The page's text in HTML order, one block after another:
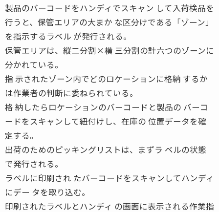
製品のバーコードをハンディでスキャン して入荷検品を
行うと、保管エリアの大まか な区分けである「ゾーン」
を指示するラベル が発行される。
保管エリアは、縦二分割×横 三分割の計六つのゾーンに
分かれている。
指 示されたゾーン内でどのロケーションに格納 するか
は作業者の判断に委ねられている。
格 納したらロケーションのバーコードと製品の バーコ
ードをスキャンして紐付けし、在庫の 位置データを確
定する。
出荷のためのピッキングリストは、まずラ ベルの状態
で発行される。
ラベルに印刷され たバーコードをスキャンしてハンディ
にデー タを取り込む。
印刷されたラベルとハンディ の画面に表示される作業指